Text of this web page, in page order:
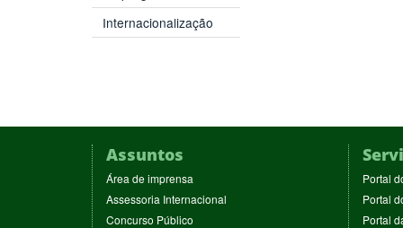
Internacionalização
Assuntos
Área de imprensa
em
nova
Assessoria Internacional
Concurso Público
Portal
Portal
Portal